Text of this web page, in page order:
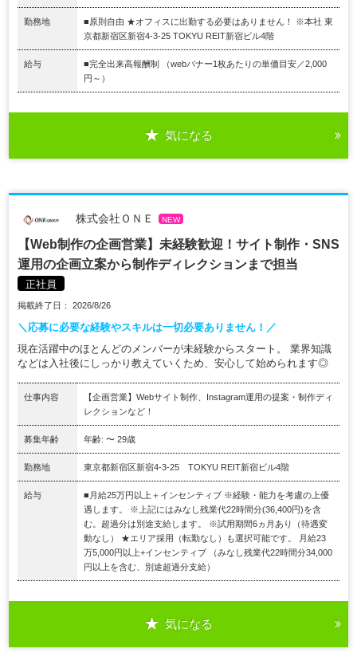
勤務地
■原則自由 ★オフィスに出勤する必要はありません！ ※本社 東
京都新宿区新宿4-3-25 TOKYU REIT新宿ビル4階
給与
■完全出来高報酬制 （webバナー1枚あたりの単価目安／2,000
円～）
気になる
株式会社ＯＮＥ NEW
【Web制作の企画営業】未経験歓迎！サイト制作・SNS
運用の企画立案から制作ディレクションまで担当
正社員
掲載終了日： 2026/8/26
＼応募に必要な経験やスキルは一切必要ありません！／
現在活躍中のほとんどのメンバーが未経験からスタート。 業界知識
などは入社後にしっかり教えていくため、安心して始められます◎
仕事内容
【企画営業】Webサイト制作、Instagram運用の提案・制作ディ
レクションなど！
募集年齢 年齢: 〜 29歳
勤務地 東京都新宿区新宿4-3-25 TOKYU REIT新宿ビル4階
給与
■月給25万円以上＋インセンティブ ※経験・能力を考慮の上優
遇します。 ※上記にはみなし残業代22時間分(36,400円)を含
む。超過分は別途支給します。 ※試用期間6ヵ月あり（待遇変
動なし） ★エリア採用（転勤なし）も選択可能です。 月給23
万5,000円以上+インセンティブ （みなし残業代22時間分34,000
円以上を含む、別途超過分支給）
気になる